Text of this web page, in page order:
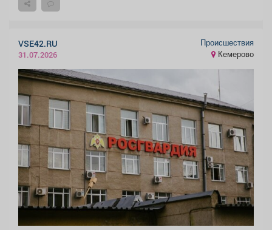
VSE42.RU
31.07.2026
Происшествия
Кемерово